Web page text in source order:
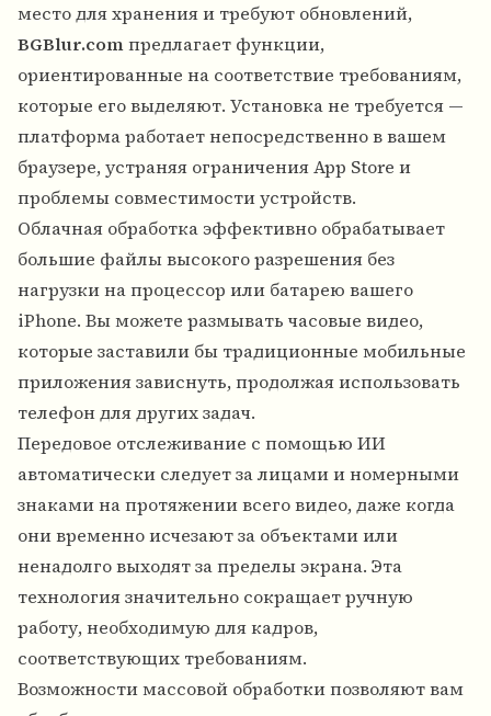
место для хранения и требуют обновлений,
BGBlur.comпредлагает функции,
ориентированные на соответствие требованиям,
которые его выделяют. Установка не требуется —
платформа работает непосредственно в вашем
браузере, устраняя ограничения App Store и
проблемы совместимости устройств.
Облачная обработка эффективно обрабатывает
большие файлы высокого разрешения без
нагрузки на процессор или батарею вашего
iPhone. Вы можете размывать часовые видео,
которые заставили бы традиционные мобильные
приложения зависнуть, продолжая использовать
телефон для других задач.
Передовое отслеживание с помощью ИИ
автоматически следует за лицами и номерными
знаками на протяжении всего видео, даже когда
они временно исчезают за объектами или
ненадолго выходят за пределы экрана. Эта
технология значительно сокращает ручную
работу, необходимую для кадров,
соответствующих требованиям.
Возможности массовой обработки позволяют вам